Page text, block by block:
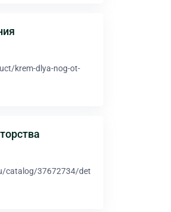
krem-dlya-nog-ot-
catalog/37672734/det